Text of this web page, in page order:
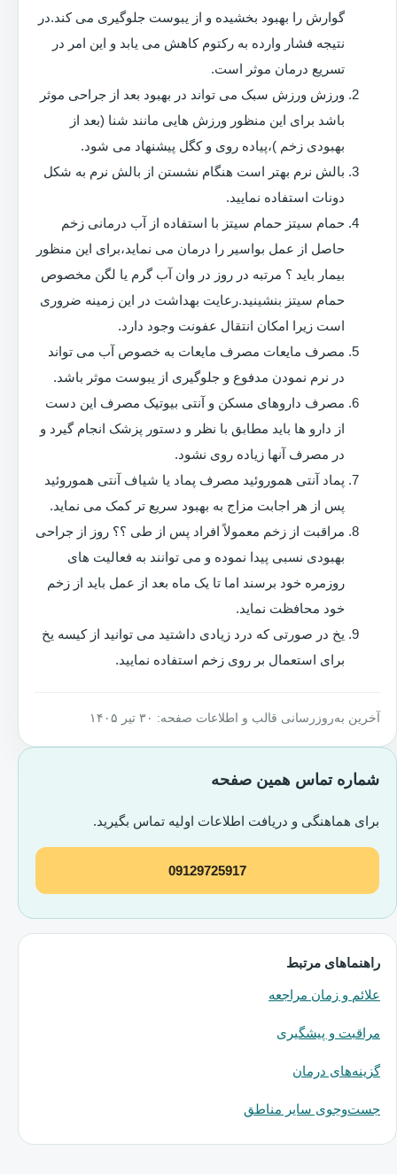
گوارش را بهبود بخشیده و از یبوست جلوگیری می کند.در
نتیجه فشار وارده به رکتوم کاهش می یابد و این امر در
تسریع درمان موثر است.
ورزش ورزش سبک می تواند در بهبود بعد از جراحی موثر
باشد برای این منظور ورزش هایی مانند شنا (بعد از
بهبودی زخم )،پیاده روی و کگل پیشنهاد می شود.
بالش نرم بهتر است هنگام نشستن از بالش نرم به شکل
دونات استفاده نمایید.
حمام سیتز حمام سیتز با استفاده از آب درمانی زخم
حاصل از عمل بواسیر را درمان می نماید،برای این منظور
بیمار باید ؟ مرتبه در روز در وان آب گرم یا لگن مخصوص
حمام سیتز بنشینید.رعایت بهداشت در این زمینه ضروری
است زیرا امکان انتقال عفونت وجود دارد.
مصرف مایعات مصرف مایعات به خصوص آب می تواند
در نرم نمودن مدفوع و جلوگیری از یبوست موثر باشد.
مصرف داروهای مسکن و آنتی بیوتیک مصرف این دست
از دارو ها باید مطابق با نظر و دستور پزشک انجام گیرد و
در مصرف آنها زیاده روی نشود.
پماد آنتی هموروئید مصرف پماد یا شیاف آنتی هموروئید
پس از هر اجابت مزاج به بهبود سریع تر کمک می نماید.
مراقبت از زخم معمولاً افراد پس از طی ؟؟ روز از جراحی
بهبودی نسبی پیدا نموده و می توانند به فعالیت های
روزمره خود برسند اما تا یک ماه بعد از عمل باید از زخم
خود محافظت نماید.
یخ در صورتی که درد زیادی داشتید می توانید از کیسه یخ
برای استعمال بر روی زخم استفاده نمایید.
آخرین به‌روزرسانی قالب و اطلاعات صفحه: ۳۰ تیر ۱۴۰۵
شماره تماس همین صفحه
برای هماهنگی و دریافت اطلاعات اولیه تماس بگیرید.
09129725917
راهنماهای مرتبط
علائم و زمان مراجعه
مراقبت و پیشگیری
گزینه‌های درمان
جست‌وجوی سایر مناطق